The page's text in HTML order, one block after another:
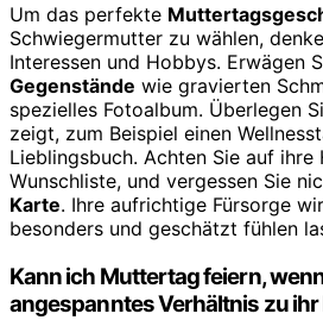
Um das perfekte
Schwiegermutter zu wählen,
Interessen und Hobbys. Erwägen
Gegenstände wie gravierten
spezielles Fotoalbum. Überlegen
zeigt, zum Beispiel einen
Lieblingsbuch. Achten Sie auf ihre
Wunschliste, und vergessen Sie
Karte. Ihre aufrichtige Fürsorge
besonders und geschätzt fühlen
Kann ich Muttertag feiern,
angespanntes Verhältnis zu ihr